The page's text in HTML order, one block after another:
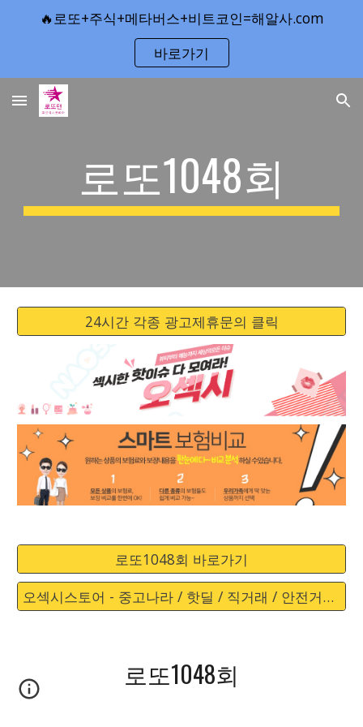
Skip to main content Skip to navigation
🔥로또+주식+메타버스+비트코인=해알사.com
바로가기
로또1048회
24시간 각종 광고제휴문의 클릭
로또1048회 바로가기
오섹시스토어 - 중고나라 / 핫딜 / 직거래 / 안전거래 바로가기
로또1048회